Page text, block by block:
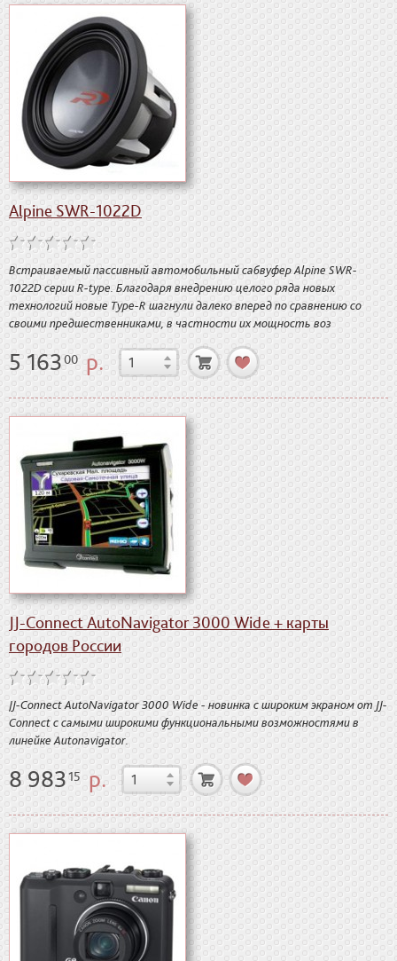
Alpine SWR-1022D
Встраиваемый пассивный автомобильный сабвуфер Alpine SWR-
1022D серии R-type. Благодаря внедрению целого ряда новых
технологий новые Type-R шагнули далеко вперед по сравнению со
своими предшественниками, в частности их мощность воз
5 16300 р.
JJ-Connect AutoNavigator 3000 Wide + карты
городов России
JJ-Connect AutoNavigator 3000 Wide - новинка с широким экраном от JJ-
Connect с самыми широкими функциональными возможностями в
линейке Autonavigator.
8 98315 р.